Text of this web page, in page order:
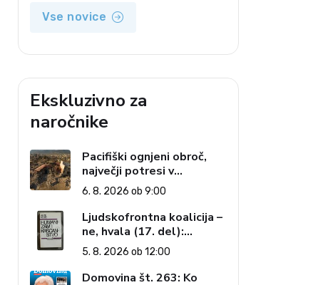
Vse novice
Ekskluzivno za
naročnike
Pacifiški ognjeni obroč,
največji potresi v
zgodovini in cena pozabe
6. 8. 2026 ob 9:00
Ljudskofrontna koalicija –
ne, hvala (17. del):
Priprave na sestop z
oblasti – dvorska
opozicija 6: Gramsci na
5. 8. 2026 ob 12:00
Domovina št. 263: Ko